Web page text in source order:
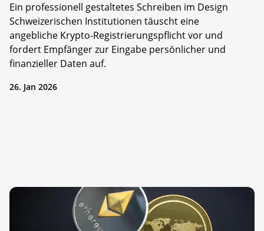
Ein professionell gestaltetes Schreiben im Design
Schweizerischen Institutionen täuscht eine
angebliche Krypto-Registrierungspflicht vor und
fordert Empfänger zur Eingabe persönlicher und
finanzieller Daten auf.
26. Jan 2026